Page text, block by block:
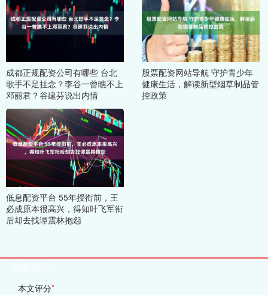
成都正规配资公司有哪些 台北
歌手不足挂念？李谷一曾瞧不上
邓丽君？谷建芬说出内情
股票配资网站导航 守护青少年
健康生活，解读新型烟草制品管
控政策
低息配资平台 55年授衔前，王
必成原本很高兴，得知叶飞军衔
后却去找谭震林抱怨
本文评分*